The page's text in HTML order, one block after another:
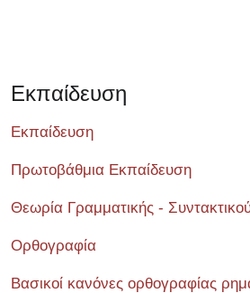
Εκπαίδευση
Εκπαίδευση
Πρωτοβάθμια Εκπαίδευση
Θεωρία Γραμματικής -
Ορθογραφία
Βασικοί κανόνες ορθογραφίας